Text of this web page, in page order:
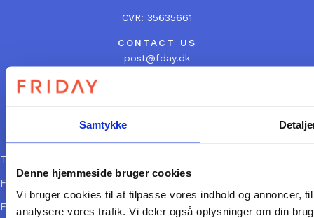
Samtykke
Denne hjemmeside bruger cookies
Vi bruger cookies til at tilpasse vores indhold og annoncer,
analysere vores trafik. Vi deler også oplysninger om din
CVR: 35635661
CONTACT US
post@fday.dk
LINKS
Terms and Conditions
FRIDAY\’s annual report
Employee handbook